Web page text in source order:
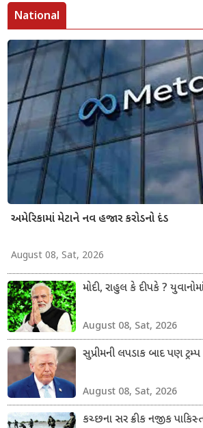
National
અમેરિકામાં મેટાને નવ હજાર કરોડનો દંડ
August 08, Sat, 2026
મોદી, રાહુલ કે દીપકે ?
August 08, Sat, 2026
સુપ્રીમની લપડાક બાદ પણ
August 08, Sat, 2026
કચ્છના સર ક્રીક નજીક